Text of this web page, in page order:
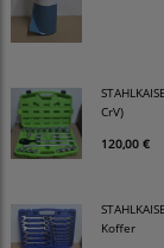
CrV)
120,00 €
Koffer